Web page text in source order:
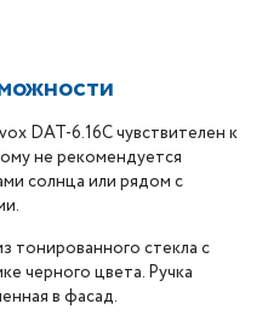
DAT-6.16C чувствителен к
не рекомендуется
солнца или рядом с
тонированного стекла с
черного цвета. Ручка
в фасад.